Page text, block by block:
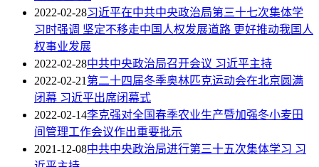
2022-02-28习近平在中共中央政治局第三十七次集体学
习时强调 坚定不移走中国人权发展道路 更好推动我国人
权事业发展
2022-02-28中共中央政治局召开会议 习近平主持
2022-02-21第二十四届冬季奥林匹克运动会在北京圆满
闭幕 习近平出席闭幕式
2022-02-14李克强对全国春季农业生产暨加强冬小麦田
间管理工作会议作出重要批示
2021-12-08中共中央政治局进行第三十五次集体学习 习